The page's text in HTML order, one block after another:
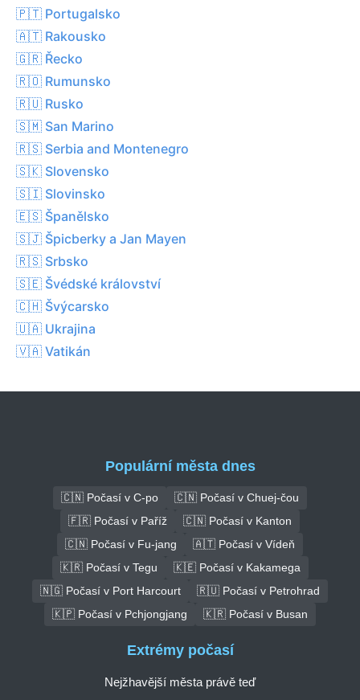
🇵🇹 Portugalsko
🇦🇹 Rakousko
🇬🇷 Řecko
🇷🇴 Rumunsko
🇷🇺 Rusko
🇸🇲 San Marino
🇷🇸 Serbia and Montenegro
🇸🇰 Slovensko
🇸🇮 Slovinsko
🇪🇸 Španělsko
🇸🇯 Špicberky a Jan Mayen
🇷🇸 Srbsko
🇸🇪 Švédské království
🇨🇭 Švýcarsko
🇺🇦 Ukrajina
🇻🇦 Vatikán
Populární města dnes
🇨🇳 Počasí v C-po
🇨🇳 Počasí v Chuej-čou
🇫🇷 Počasí v Paříž
🇨🇳 Počasí v Kanton
🇨🇳 Počasí v Fu-jang
🇦🇹 Počasí v Vídeň
🇰🇷 Počasí v Tegu
🇰🇪 Počasí v Kakamega
🇳🇬 Počasí v Port Harcourt
🇷🇺 Počasí v Petrohrad
🇰🇵 Počasí v Pchjongjang
🇰🇷 Počasí v Busan
Extrémy počasí
Nejžhavější města právě teď